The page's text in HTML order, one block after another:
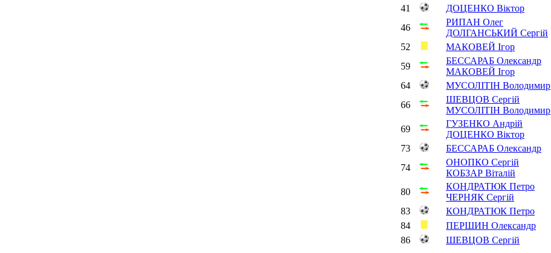
41
ДОЦЕНКО Віктор
46
РИПАН Олег
ДОЛГАНСЬКИЙ Сергій
52
МАКОВЕЙ Ігор
59
БЕССАРАБ Олександр
МАКОВЕЙ Ігор
64
МУСОЛІТІН Володимир
66
ШЕВЦОВ Сергій
МУСОЛІТІН Володимир
69
ГУЗЕНКО Андрій
ДОЦЕНКО Віктор
73
БЕССАРАБ Олександр
74
ОНОПКО Сергій
КОБЗАР Віталій
80
КОНДРАТЮК Петро
ЧЕРНЯК Сергій
83
КОНДРАТЮК Петро
84
ПЕРШИН Олександр
86
ШЕВЦОВ Сергій